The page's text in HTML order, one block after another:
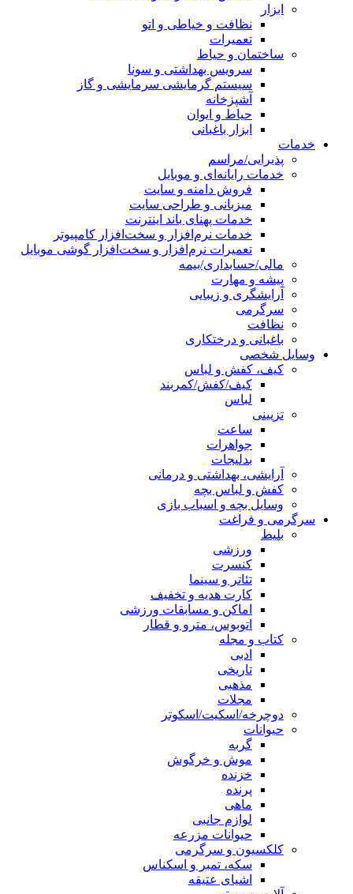
ابزار
نظافت و خیاطی و اتو
تعمیرات
ساختمان و حیاط
سرویس بهداشتی و سونا
سیستم گرمایشی سرمایشی و گاز
آشپزخانه
حیاط و ایوان
ابزار باغبانی
خدمات
پذیرایی/مراسم
خدمات رایانه‌ای و موبایل
فروش دامنه و سایت
میزبانی و طراحی سایت
خدمات پهنای باند اینترنت
خدمات نرم‌افزار و سخت‌افزار کامپیوتر
تعمیرات نرم‌افزار و سخت‌افزار گوشی موبایل
مالی/حسابداری/بیمه
پیشه و مهارت
آرایشگری و زیبایی
سرگرمی
نظافت
باغبانی و درختکاری
وسایل شخصی
کیف، کفش و لباس
کیف/کفش/کمربند
لباس
تزیینی
ساعت
جواهرات
بدلیجات
آرایشی، بهداشتی و درمانی
کفش و لباس بچه
وسایل بچه و اسباب بازی
سرگرمی و فراغت
بلیط
ورزشی
کنسرت
تئاتر و سینما
کارت هدیه و تخفیف
اماکن و مسابقات ورزشی
اتوبوس، مترو و قطار
کتاب و مجله
ادبی
تاریخی
مذهبی
مجلات
دوچرخه/اسکیت/اسکوتر
حیوانات
گربه
موش و خرگوش
خزنده
پرنده
ماهی
لوازم جانبی
حیوانات مزرعه
کلکسیون و سرگرمی
سکه، تمبر و اسکناس
اشیای عتیقه